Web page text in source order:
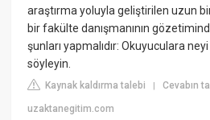
araştırma yoluyla geliştirilen uzun
bir fakülte danışmanının
şunları yapmalıdır: Okuyuculara neyi
söyleyin.
Kaynak kaldırma talebi |Cevabın
uzaktanegitim.com